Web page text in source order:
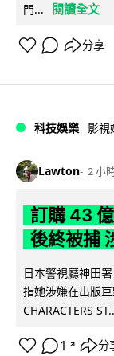
門...
閱讀全文
分享
科技娛樂 影視
Lawton 2 小
訂購 43
後終被捕
日本警視廳神田
指她涉嫌在出版
CHARACTERS
1 ↗ 分